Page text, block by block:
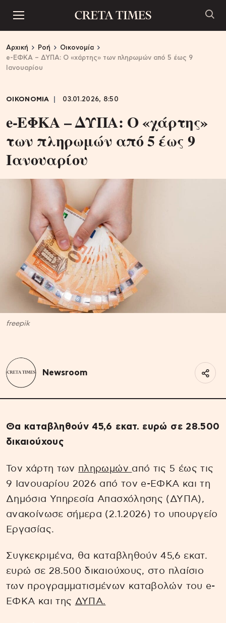
Αρχική Ροή
Οικονομία
e-ΕΦΚΑ – ΔΥΠΑ: Ο «χάρτης» των πληρωμών από 5 έως 9
Ιανουαρίου
ΟΙΚΟΝΟΜΙΑ 03.01.2026, 8:50
e-ΕΦΚΑ – ΔΥΠΑ: Ο «χάρτης»
των πληρωμών από 5 έως 9
Ιανουαρίου
freepik
Newsroom
Θα καταβληθούν 45,6 εκατ. ευρώ σε 28.500
δικαιούχους
Τον χάρτη των πληρωμών από τις 5 έως τις
9 Ιανουαρίου 2026 από τον e-ΕΦΚΑ και τη
Δημόσια Υπηρεσία Απασχόλησης (ΔΥΠΑ),
ανακοίνωσε σήμερα (2.1.2026) το υπουργείο
Εργασίας.
Συγκεκριμένα, θα καταβληθούν 45,6 εκατ.
ευρώ σε 28.500 δικαιούχους, στο πλαίσιο
των προγραμματισμένων καταβολών του e-
ΕΦΚΑ και της ΔΥΠΑ.